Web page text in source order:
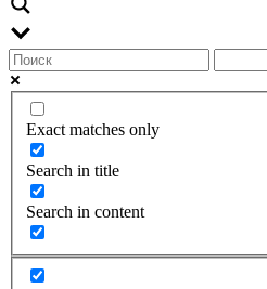
Exact matches only
Search in title
Search in content